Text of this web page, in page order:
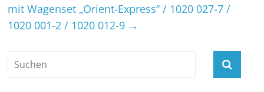
mit Wagenset „Orient-Express“ / 1020 027-7 /
1020 001-2 / 1020 012-9 →